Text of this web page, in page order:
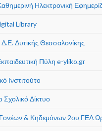
Ηλεκτρονική
Library
Δυτικής Θεσσαλονίκης
Πύλη e-yliko.gr
Ινστιτούτο
Σχολικό Δίκτυο
& Κηδεμόνων 2ου ΓΕΛ